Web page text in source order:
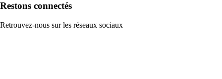
Restons connectés
Retrouvez-nous sur les réseaux sociaux